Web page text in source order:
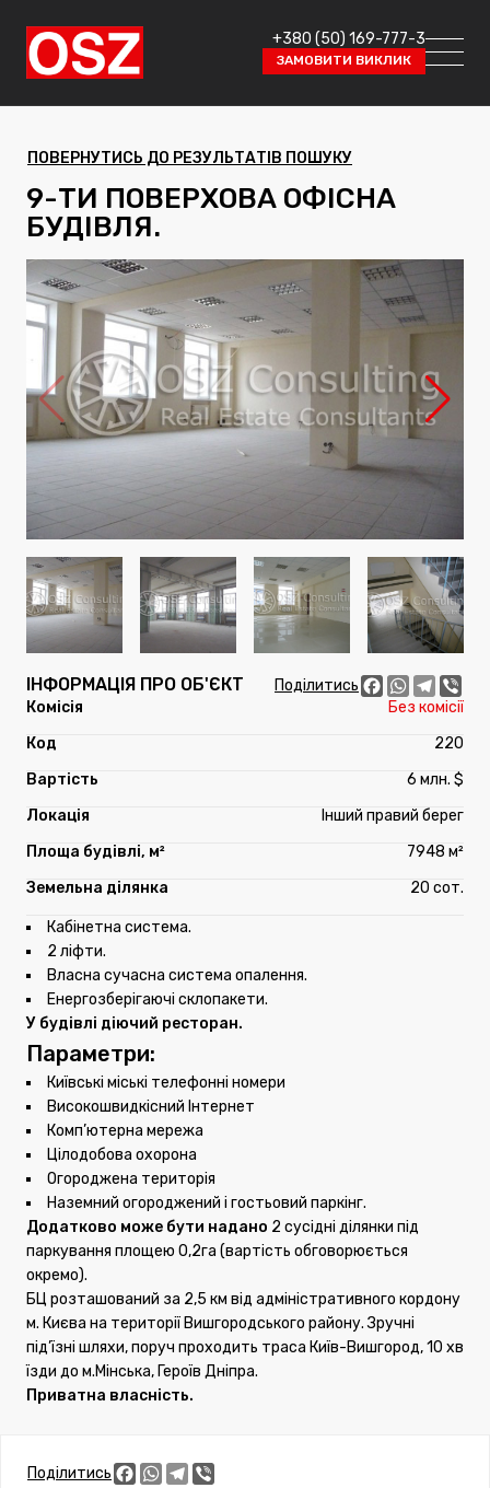
+380 (50) 169-777-3
ЗАМОВИТИ ВИКЛИК
ПОВЕРНУТИСЬ ДО РЕЗУЛЬТАТІВ ПОШУКУ
9-ТИ ПОВЕРХОВА ОФІСНА
БУДІВЛЯ.
ІНФОРМАЦІЯ ПРО ОБ'ЄКТ Поділитись Facebook
WhatsApp
Без комісії
220
6 млн. $
Інший правий берег
7948 м²
20 сот.
Кабінетна система.
2 ліфти.
Власна сучасна система опалення.
Енергозберігаючі склопакети.
У будівлі діючий ресторан.
Параметри:
Київські міські телефонні номери
Високошвидкісний Інтернет
Комп’ютерна мережа
Цілодобова охорона
Огороджена територія
Наземний огороджений і гостьовий паркінг.
Додатково може бути надано 2 сусідні ділянки під
паркування площею 0,2га (вартість обговорюється
окремо).
БЦ розташований за 2,5 км від адміністративного кордону
м. Києва на території Вишгородського району. Зручні
під’їзні шляхи, поруч проходить траса Київ-Вишгород, 10 хв
їзди до м.Мінська, Героїв Дніпра.
Приватна власність.
Поділитись Facebook
WhatsApp
Telegram